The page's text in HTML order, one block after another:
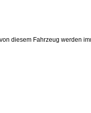
von diesem Fahrzeug werden